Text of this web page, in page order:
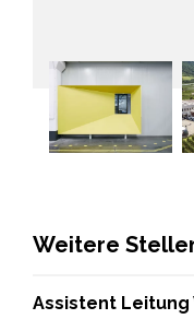
Weitere
Assistent